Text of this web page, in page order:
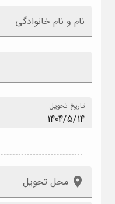
نام و نام خانوادگی
تاریخ تحویل
محل تحویل